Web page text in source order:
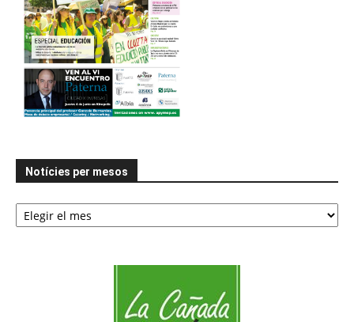
Notícies per mesos
Notícies
per